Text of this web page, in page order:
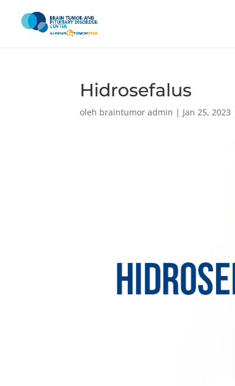
Hidrosefalus
oleh braintumor admin | Jan 25, 2023